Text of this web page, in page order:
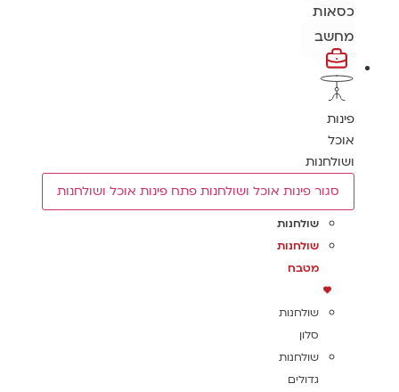
כסאות
מחשב
פינות
אוכל
ושולחנות
סגור פינות אוכל ושולחנות פתח פינות אוכל ושולחנות
שולחנות
שולחנות
מטבח
שולחנות
סלון
שולחנות
גדולים